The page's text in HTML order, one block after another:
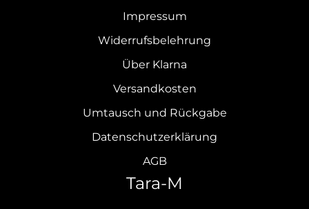
Impressum
Widerrufsbelehrung
Über Klarna
Versandkosten
Umtausch und Rückgabe
Datenschutzerklärung
AGB
Tara-M